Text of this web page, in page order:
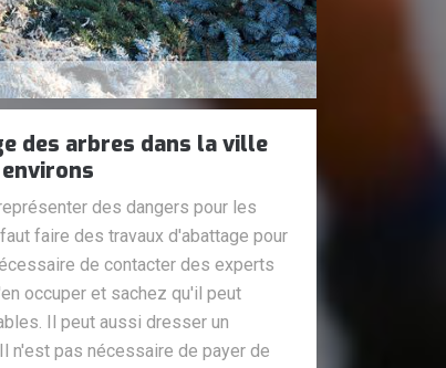
des arbres dans la ville
des dangers pour les
faire des travaux d'abattage pour
de contacter des experts
occuper et sachez qu'il peut
Il peut aussi dresser un
n'est pas nécessaire de payer de